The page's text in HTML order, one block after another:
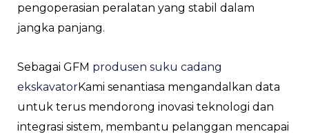
pengoperasian peralatan yang stabil dalam
jangka panjang.
Sebagai GFM produsen suku cadang
ekskavatorKami senantiasa mengandalkan data
untuk terus mendorong inovasi teknologi dan
integrasi sistem, membantu pelanggan mencapai